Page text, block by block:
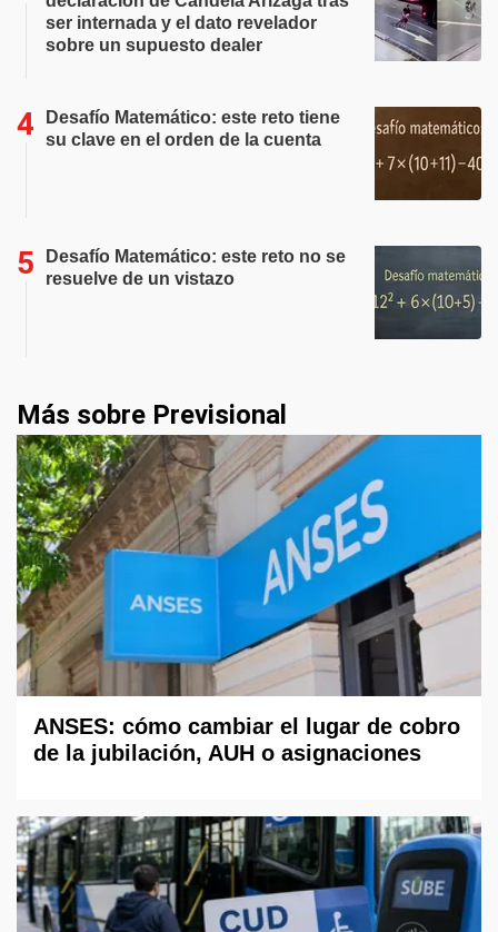
ser internada y el dato revelador
sobre un supuesto dealer
Desafío Matemático: este reto tiene
su clave en el orden de la cuenta
Desafío Matemático: este reto no se
resuelve de un vistazo
Más sobre Previsional
ANSES: cómo cambiar el lugar de cobro
de la jubilación, AUH o asignaciones